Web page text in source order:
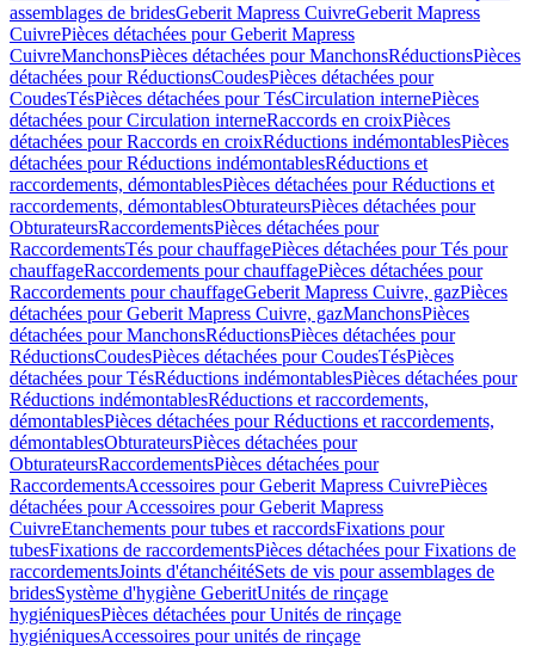
assemblages de bridesGeberit Mapress CuivreGeberit Mapress
CuivrePièces détachées pour Geberit Mapress
CuivreManchonsPièces détachées pour ManchonsRéductionsPièces
détachées pour RéductionsCoudesPièces détachées pour
CoudesTésPièces détachées pour TésCirculation internePièces
détachées pour Circulation interneRaccords en croixPièces
détachées pour Raccords en croixRéductions indémontablesPièces
détachées pour Réductions indémontablesRéductions et
raccordements, démontablesPièces détachées pour Réductions et
raccordements, démontablesObturateursPièces détachées pour
ObturateursRaccordementsPièces détachées pour
RaccordementsTés pour chauffagePièces détachées pour Tés pour
chauffageRaccordements pour chauffagePièces détachées pour
Raccordements pour chauffageGeberit Mapress Cuivre, gazPièces
détachées pour Geberit Mapress Cuivre, gazManchonsPièces
détachées pour ManchonsRéductionsPièces détachées pour
RéductionsCoudesPièces détachées pour CoudesTésPièces
détachées pour TésRéductions indémontablesPièces détachées pour
Réductions indémontablesRéductions et raccordements,
démontablesPièces détachées pour Réductions et raccordements,
démontablesObturateursPièces détachées pour
ObturateursRaccordementsPièces détachées pour
RaccordementsAccessoires pour Geberit Mapress CuivrePièces
détachées pour Accessoires pour Geberit Mapress
CuivreEtanchements pour tubes et raccordsFixations pour
tubesFixations de raccordementsPièces détachées pour Fixations de
raccordementsJoints d'étanchéitéSets de vis pour assemblages de
bridesSystème d'hygiène GeberitUnités de rinçage
hygiéniquesPièces détachées pour Unités de rinçage
hygiéniquesAccessoires pour unités de rinçage